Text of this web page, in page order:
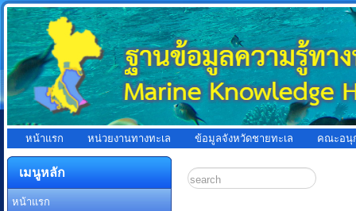
หน้าแรก หน่วยงานทางทะเล ข้อมูลจังหวัดชายทะเล คณะอนุ
เมนูหลัก
หน้าแรก